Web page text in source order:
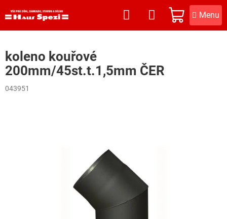
na
NÁKUPNÍ
KOŠÍK
koleno kouřové
200mm/45st.t.1,5mm ČER
043951